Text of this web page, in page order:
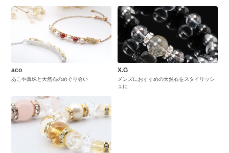
aco
あこや真珠と天然石のめぐり会い
X.G
メンズにおすすめの天然石をスタイリッシ
ュに